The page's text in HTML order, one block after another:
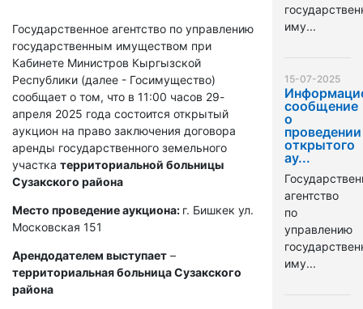
Государственное агентство по управлению
государственным имуществом при
Кабинете Министров Кыргызской
Республики (далее - Госимущество)
сообщает о том, что в 11:00 часов 29-
апреля 2025 года состоится открытый
аукцион на право заключения договора
аренды государственного земельного
участка территориальной больницы
Сузакского района
Место проведение аукциона: г. Бишкек ул.
Московская 151
Арендодателем выступает –
территориальная больница Сузакского
района
иму...
15-07-2025
сообщение
о
проведении
открытого
ау...
агентство
по
управлению
иму...